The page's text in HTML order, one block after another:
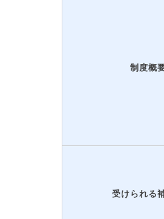
制度概
受けられる